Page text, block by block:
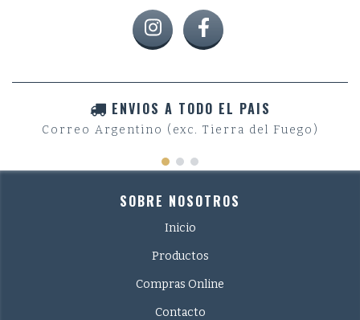
ENVIOS A TODO EL PAIS
Correo Argentino (exc. Tierra del Fuego)
SOBRE NOSOTROS
Inicio
Productos
Compras Online
Contacto